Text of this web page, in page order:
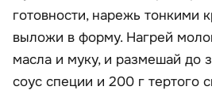
готовности, нарежь тонкими
выложи в форму. Нагрей
масла и муку, и размешай до
соус специи и 200 г тертого